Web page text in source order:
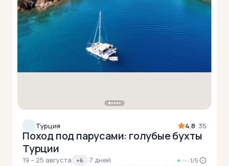
Турция 4.8· 35
Поход под парусами: голубые бухты
Турции
19 – 25 августа +6 ·7 дней 1/5